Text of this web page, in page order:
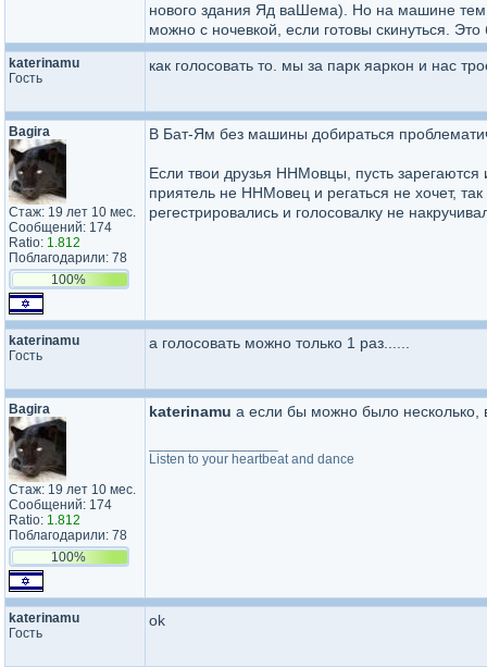
нового здания Яд ваШема). Но на машине тем,
можно с ночевкой, если готовы скинуться.
katerinamu
Гость
как голосовать то. мы за парк яаркон и нас
Bagira
Стаж: 19 лет 10 мес.
Сообщений: 174
Ratio: 1.812
Поблагодарили: 78
100%
В Бат-Ям без машины добираться
Если твои друзья ННМовцы, пусть
приятель не ННМовец и регаться не хочет,
регестрировались и голосовалку не
katerinamu
Гость
а голосовать можно только 1 раз......
Bagira
Стаж: 19 лет 10 мес.
Сообщений: 174
Ratio: 1.812
Поблагодарили: 78
100%
katerinamu а если бы можно было
Listen to your heartbeat and dance
katerinamu
Гость
ok